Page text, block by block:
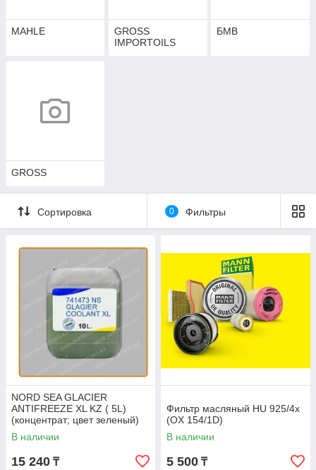
MAHLE
GROSS
IMPORTOILS
БМВ
GROSS
Сортировка 0 Фильтры
NORD SEA GLACIER
ANTIFREEZE XL KZ ( 5L)
(концентрат; цвет зеленый)
В наличии
15 240 ₸
Фильтр масляный HU 925/4x
(OX 154/1D)
В наличии
5 500 ₸